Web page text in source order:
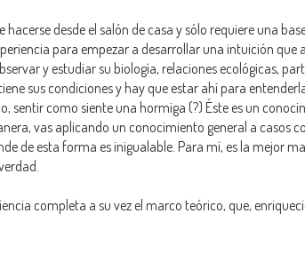
desde el salón de casa y sólo requiere una
para empezar a desarrollar una intuición que
y estudiar su biología, relaciones ecológicas,
sus condiciones y hay que estar ahí para
sentir como siente una hormiga (?) Éste es un
vas aplicando un conocimiento general a casos
de esta forma es inigualable. Para mí, es la mejor
completa a su vez el marco teórico, que,